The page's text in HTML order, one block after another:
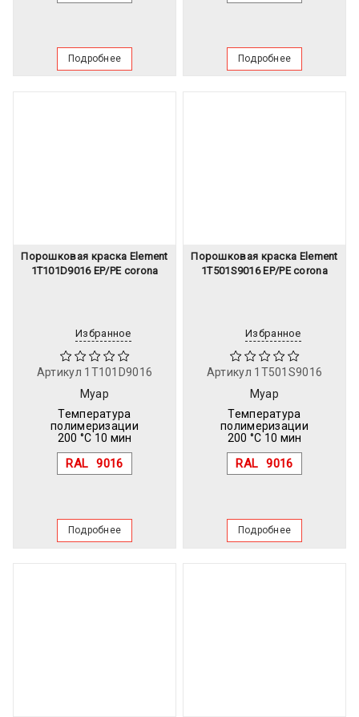
Подробнее Подробнее
Порошковая краска Element
1T101D9016 EP/PE corona
Избранное
Артикул 1T101D9016
Муар
Температура
полимеризации
200 °C 10 мин
RAL 9016
Подробнее
Порошковая краска Element
1T501S9016 EP/PE corona
Избранное
Артикул 1T501S9016
Муар
Температура
полимеризации
200 °C 10 мин
RAL 9016
Подробнее